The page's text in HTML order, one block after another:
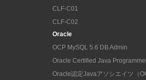
CLF-C01
CLF-C02
Oracle
OCP MySQL 5.6 DB Admin
Oracle Certified Java
Oracle認定Javaアソシエイツ（